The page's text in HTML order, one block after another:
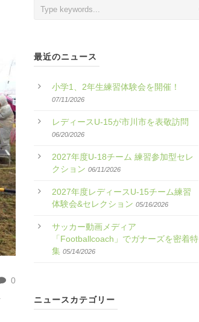
0
最近のニュース
小学1、2年生練習体験会を開催！
07/11/2026
レディースU-15が市川市を表敬訪問
06/20/2026
2027年度U-18チーム 練習参加型セレ
クション 06/11/2026
2027年度レディースU-15チーム練習
体験会&セレクション 05/16/2026
サッカー動画メディア
「Footballcoach」でガナーズを密着特
集 05/14/2026
ニュースカテゴリー